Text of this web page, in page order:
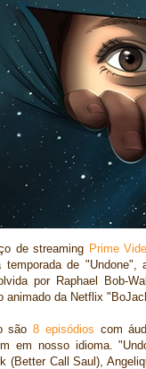
de streaming Prime
temporada de
por Raphael Bob-
animado da Netflix
são8 episódios com
em nosso idioma.
(Better Call Saul),